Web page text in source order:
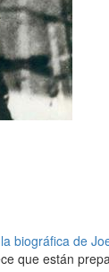
biográfica de
que están